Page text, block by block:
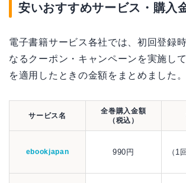
安いおすすめサービス・購入
電子書籍サービス各社では、初回登録
なるクーポン・キャンペーンを実施し
を適用したときの金額をまとめました。
サービス名
全巻購入金額
（税込）
ebookjapan 990円
（1